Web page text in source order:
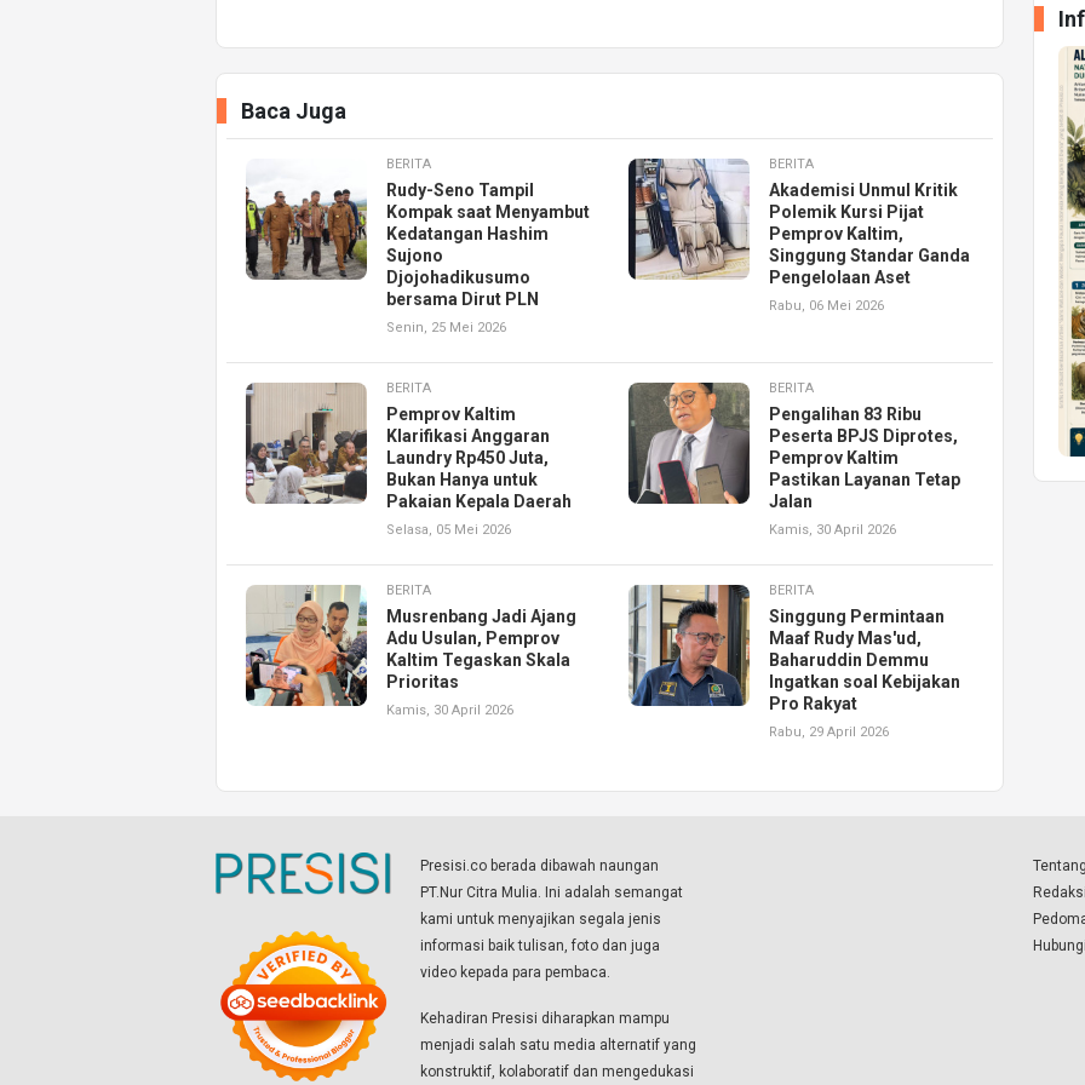
Baca Juga
BERITA
Rudy-Seno Tampil
Kompak saat Menyambut
Kedatangan Hashim
Sujono
Djojohadikusumo
bersama Dirut PLN
Senin, 25 Mei 2026
BERITA
Akademisi Unmul Kritik
Polemik Kursi Pijat
Pemprov Kaltim,
Singgung Standar Ganda
Pengelolaan Aset
Rabu, 06 Mei 2026
BERITA
Pemprov Kaltim
Klarifikasi Anggaran
Laundry Rp450 Juta,
Bukan Hanya untuk
Pakaian Kepala Daerah
Selasa, 05 Mei 2026
BERITA
Pengalihan 83 Ribu
Peserta BPJS Diprotes,
Pemprov Kaltim
Pastikan Layanan Tetap
Jalan
Kamis, 30 April 2026
BERITA
Musrenbang Jadi Ajang
Adu Usulan, Pemprov
Kaltim Tegaskan Skala
Prioritas
Kamis, 30 April 2026
BERITA
Singgung Permintaan
Maaf Rudy Mas'ud,
Baharuddin Demmu
Ingatkan soal Kebijakan
Pro Rakyat
Rabu, 29 April 2026
Presisi.co berada dibawah naungan
PT.Nur Citra Mulia. Ini adalah semangat
kami untuk menyajikan segala jenis
informasi baik tulisan, foto dan juga
video kepada para pembaca.
Kehadiran Presisi diharapkan mampu
menjadi salah satu media alternatif yang
konstruktif, kolaboratif dan mengedukasi
Redaksi